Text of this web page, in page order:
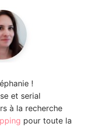
!
et serial
à la recherche
pour toute la